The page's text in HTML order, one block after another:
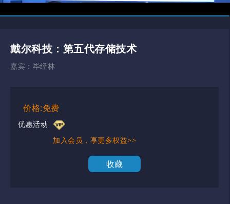
戴尔科技：第五代存储技术
嘉宾： 毕经林
价格:免费
优惠活动
加入会员，享更多权益>>
收藏